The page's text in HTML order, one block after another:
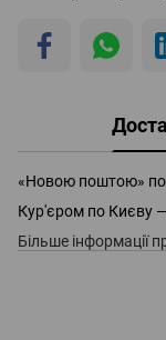
«Новою поштою» по
Кур'єром по Києву
Більше інформації